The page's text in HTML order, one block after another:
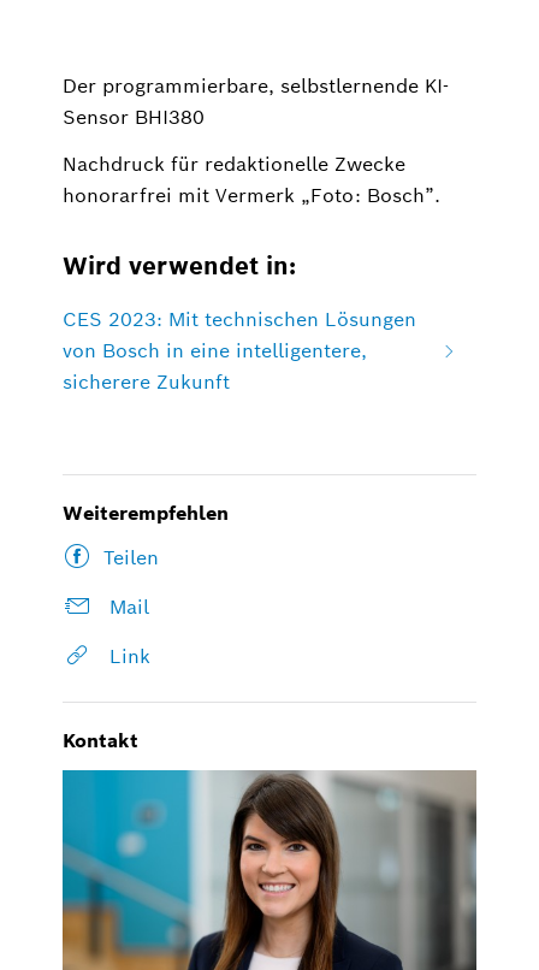
Der programmierbare, selbstlernende KI-
Sensor BHI380
Nachdruck für redaktionelle Zwecke
honorarfrei mit Vermerk „Foto: Bosch”.
Wird verwendet in:
CES 2023: Mit technischen Lösungen
von Bosch in eine intelligentere,
sicherere Zukunft
Weiterempfehlen
Teilen
Mail
Link
Kontakt